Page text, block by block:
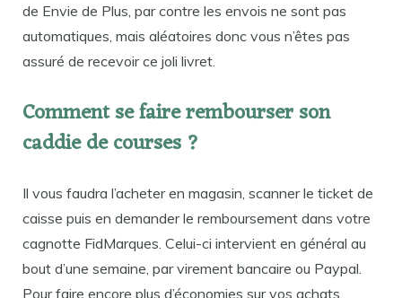
de Envie de Plus, par contre les envois ne sont pas
automatiques, mais aléatoires donc vous n’êtes pas
assuré de recevoir ce joli livret.
Comment se faire rembourser son
caddie de courses ?
Il vous faudra l’acheter en magasin, scanner le ticket de
caisse puis en demander le remboursement dans votre
cagnotte FidMarques. Celui-ci intervient en général au
bout d’une semaine, par virement bancaire ou Paypal.
Pour faire encore plus d’économies sur vos achats,